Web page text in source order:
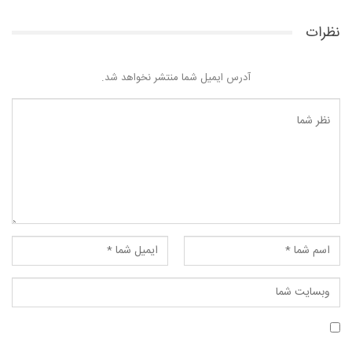
نظرات
آدرس ایمیل شما منتشر نخواهد شد.